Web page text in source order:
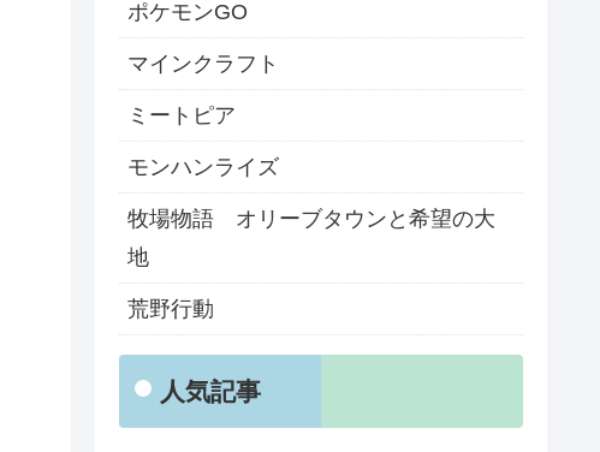
ポケモンGO
マインクラフト
ミートピア
モンハンライズ
牧場物語 オリーブタウンと希望の大
地
荒野行動
人気記事